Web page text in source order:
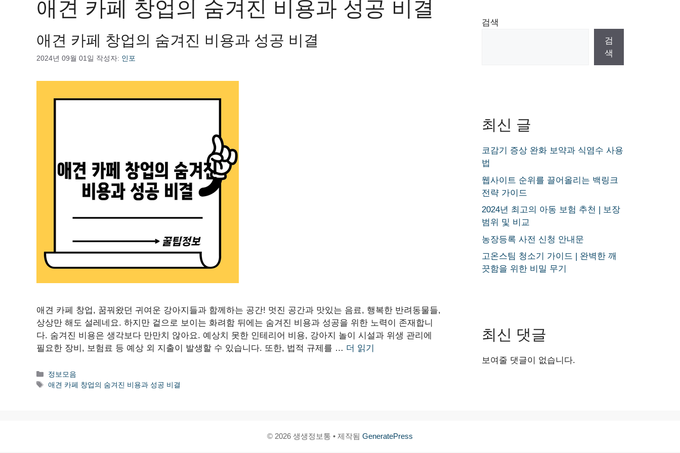
애견 카페 창업의 숨겨진 비용과 성공 비결
애견 카페 창업의 숨겨진 비용과 성공 비결
2024년 09월 01일 작성자: 인포
애견 카페 창업, 꿈꿔왔던 귀여운 강아지들과 함께하는 공간! 멋진 공간과 맛있는 음료, 행복한 반려동물들,
상상만 해도 설레네요. 하지만 겉으로 보이는 화려함 뒤에는 숨겨진 비용과 성공을 위한 노력이 존재합니
다. 숨겨진 비용은 생각보다 만만치 않아요. 예상치 못한 인테리어 비용, 강아지 놀이 시설과 위생 관리에
필요한 장비, 보험료 등 예상 외 지출이 발생할 수 있습니다. 또한, 법적 규제를 … 더 읽기
카
테
정보모음
태
애견 카페 창업의 숨겨진 비용과 성공 비결
검색
검
색
최신 글
코감기 증상 완화 보약과 식염수 사용
법
웹사이트 순위를 끌어올리는 백링크
전략 가이드
2024년 최고의 아동 보험 추천 | 보장
범위 및 비교
농장등록 사전 신청 안내문
고온스팀 청소기 가이드 | 완벽한 깨
끗함을 위한 비밀 무기
최신 댓글
보여줄 댓글이 없습니다.
© 2026 생생정보통 • 제작됨 GeneratePress